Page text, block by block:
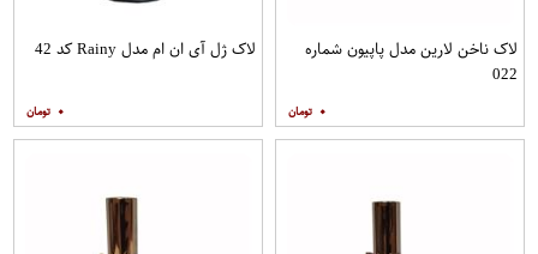
لاک ناخن لارین مدل پاپیون شماره
022
۰
لاک ژل آی ان ام مدل Rainy کد 42
۰